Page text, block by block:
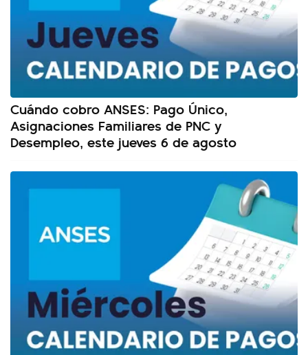
Cuándo cobro ANSES: Pago Único,
Asignaciones Familiares de PNC y
Desempleo, este jueves 6 de agosto